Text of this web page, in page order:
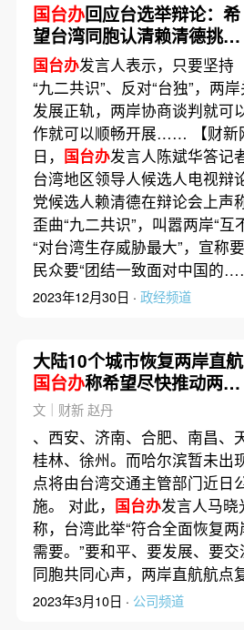
国台办回应台选举辩论：希
望台湾同胞认清赖清德挑动
两岸对抗的危险性
国台办发言人表示，只要坚持
“九二共识”、反对“台独”，两
发展正轨，两岸协商谈判就可
作就可以顺畅开展…… 【财新
日， 国台办发言人陈斌华答记
台湾地区领导人候选人电视辩
党候选人赖清德在辩论会上声
歪曲“九二共识”，叫嚣两岸“互
“对台湾生存威胁最大”，宣称
民众要“团结一致面对中国的
2023年12月30日 · 政经频道
大陆10个城市恢复两岸直航
国台办称希望尽快推动两岸
直航全面正常化
文｜财新 赵丹
、西安、济南、合肥、南昌、
桂林、徐州。而哈尔滨暂未出
点将由台湾交通主管部门近日
施。 对此， 国台办发言人马晓
称，台湾此举“符合全面恢复
需要。”要和平、要发展、要
同胞共同心声，两岸直航航
2023年3月10日 · 公司频道